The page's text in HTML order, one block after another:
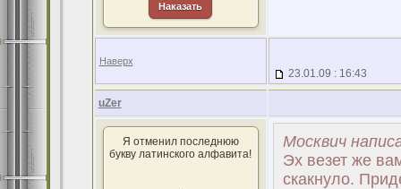
Наказать
Наверх
23.01.09 : 16:43
uZer
Я отменил последнюю
букву латинского алфавита!
Москвич
Эх везет же
скакнуло.